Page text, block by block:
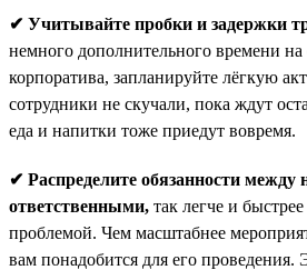
✔ Учитывайте пробки и задержки
немного дополнительного времени на
корпоратива, запланируйте лёгкую
сотрудники не скучали, пока ждут
еда и напитки тоже приедут вовремя.
✔ Распределите обязанности между
ответственными, так легче и
проблемой. Чем масштабнее
вам понадобится для его проведения.